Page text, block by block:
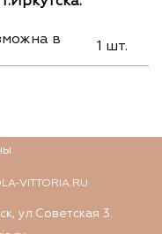
в
1 шт.
VITTORIA.RU
ул.Советская 3.